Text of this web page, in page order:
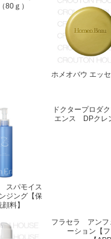
80ｇ）
ホメオバウ エッ
スパモイス
ジング【保
料】
ドクタープロダ
エンス DPクレ
フラセラ アンフ
ーション【